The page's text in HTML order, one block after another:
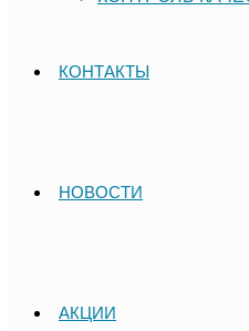
КОНТАКТЫ
НОВОСТИ
АКЦИИ